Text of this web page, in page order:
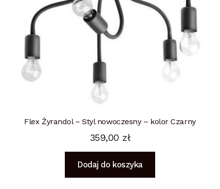
Flex Żyrandol – Styl nowoczesny – kolor Czarny
359,00 zł
Dodaj do koszyka